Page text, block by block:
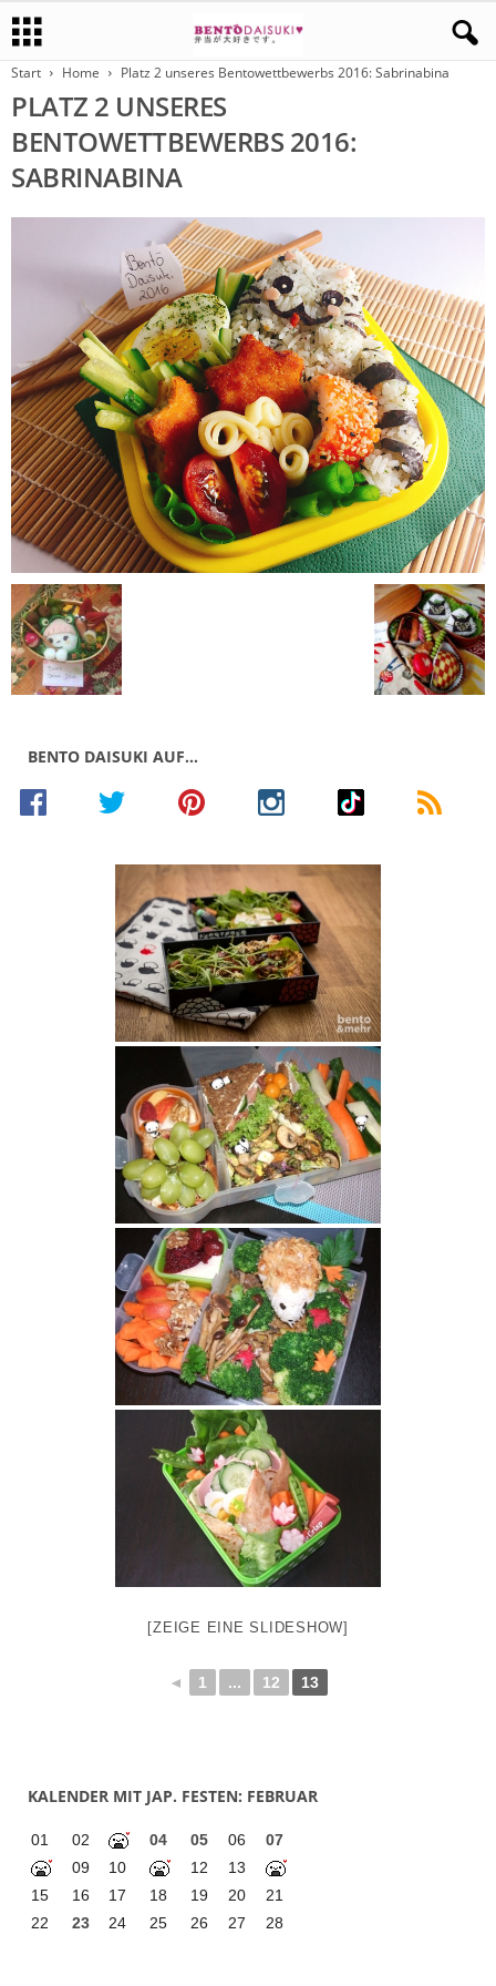
Start Home Platz 2 unseres Bentowettbewerbs 2016: Sabrinabina
PLATZ 2 UNSERES
BENTOWETTBEWERBS 2016:
SABRINABINA
BENTO DAISUKI AUF…
[ZEIGE EINE SLIDESHOW]
◄ 1 ... 12 13
KALENDER MIT JAP. FESTEN: FEBRUAR
01 02 04 05 06
07
09
10 12
13
15
16 17 18 19 20
21
22
23 24 25 26 27 28